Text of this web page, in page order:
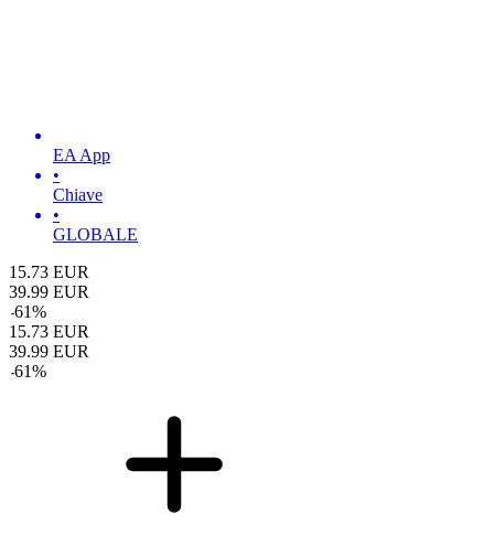
EA App
•
Chiave
•
GLOBALE
15.73 EUR
39.99 EUR
-61%
15.73 EUR
39.99 EUR
-61%